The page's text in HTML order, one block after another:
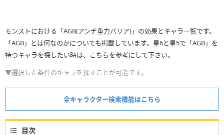
モンストにおける「AGB(アンチ重力バリア)」の効果とキャラ一覧です。
「AGB」とは何なのかについても掲載しています。星6と星5で「AGB」を
持つキャラを探したい時は、こちらを参考にして下さい。
▼選択した条件のキャラを探すことが可能です。
全キャラクター検索機能はこちら
目次